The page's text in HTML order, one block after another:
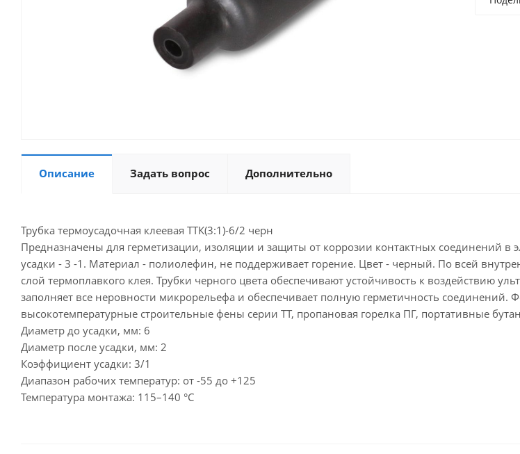
Описание Задать вопрос Дополнительно
Трубка термоусадочная клеевая ТТК(3:1)-6/2 черн
Предназначены для герметизации, изоляции и защиты от коррозии контактных соединений
усадки - 3 -1. Материал - полиолефин, не поддерживает горение. Цвет - черный. По всей
слой термоплавкого клея. Трубки черного цвета обеспечивают устойчивость к воздействию
заполняет все неровности микрорельефа и обеспечивает полную герметичность соединений.
высокотемпературные строительные фены серии ТТ, пропановая горелка ПГ, портативные
Диаметр до усадки, мм: 6
Диаметр после усадки, мм: 2
Коэффициент усадки: 3/1
Диапазон рабочих температур: от -55 до +125
Температура монтажа: 115–140 °C